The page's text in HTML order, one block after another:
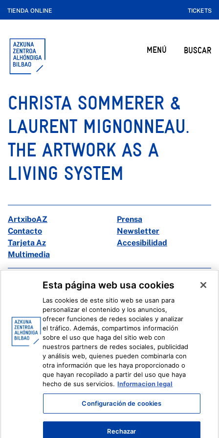
TIENDA ONLINE TICKETS
MENÚ BUSCAR
CHRISTA SOMMERER &
LAURENT MIGNONNEAU.
THE ARTWORK AS A
LIVING SYSTEM
ArtxiboAZ
Prensa
Contacto
Newsletter
Tarjeta Az
Accesibilidad
Multimedia
Facebook
X
Ivoox
Información legal Sistema Interno de Información
Esta página web usa cookies
Las cookies de este sitio web se usan para
personalizar el contenido y los anuncios,
ofrecer funciones de redes sociales y analizar
el tráfico. Además, compartimos información
sobre el uso que haga del sitio web con
nuestros partners de redes sociales, publicidad
y análisis web, quienes pueden combinarla con
otra información que les haya proporcionado o
que hayan recopilado a partir del uso que haya
hecho de sus servicios. Informacion legal
Configuración de cookies
Rechazar